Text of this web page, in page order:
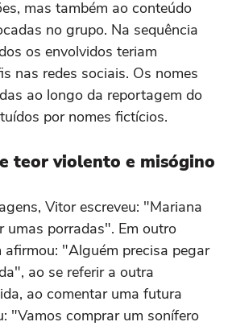
mas também ao conteúdo
no grupo. Na sequência
os envolvidos teriam
nas redes sociais. Os nomes
ao longo da reportagem do
por nomes fictícios.
teor violento e misógino
Vitor escreveu: "Mariana
umas porradas". Em outro
afirmou: "Alguém precisa pegar
ao se referir a outra
ao comentar uma futura
"Vamos comprar um sonífero